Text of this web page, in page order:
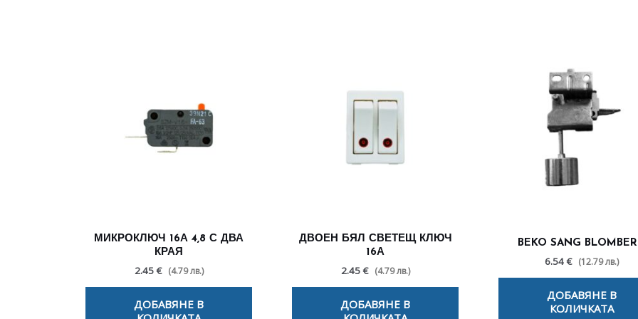
МИКРОКЛЮЧ 16А 4,8 С ДВА
КРАЯ
2.45 € (4.79 лв.)
ДОБАВЯНЕ В
ДВОЕН БЯЛ СВЕТЕЩ КЛЮЧ
16А
2.45 € (4.79 лв.)
ДОБАВЯНЕ В
BEKO SANG
6.54 € (12.79 лв.)
ДОБАВЯНЕ В
КОЛИЧКАТА